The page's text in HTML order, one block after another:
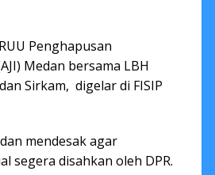
Penghapusan
Medan bersama LBH
Sirkam, digelar di FISIP
mendesak agar
segera disahkan oleh DPR.